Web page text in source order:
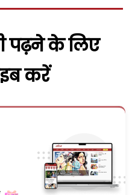
पढ़ने के लिए
करें